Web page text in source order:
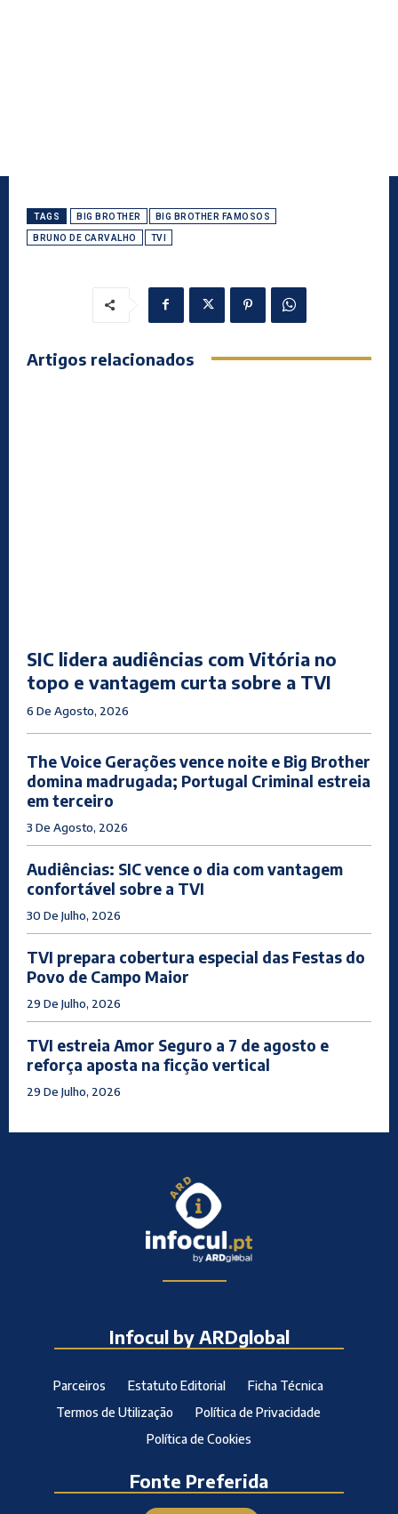
TAGS BIG BROTHER BIG BROTHER FAMOSOS
BRUNO DE CARVALHO TVI
Artigos relacionados
SIC lidera audiências com Vitória no
topo e vantagem curta sobre a TVI
6 De Agosto, 2026
The Voice Gerações vence noite e Big Brother
domina madrugada; Portugal Criminal estreia
em terceiro
3 De Agosto, 2026
Audiências: SIC vence o dia com vantagem
confortável sobre a TVI
30 De Julho, 2026
TVI prepara cobertura especial das Festas do
Povo de Campo Maior
29 De Julho, 2026
TVI estreia Amor Seguro a 7 de agosto e
reforça aposta na ficção vertical
29 De Julho, 2026
Infocul by ARDglobal
Parceiros Estatuto Editorial
Ficha Técnica
Termos de Utilização
Política de Privacidade
Política de Cookies
Fonte Preferida